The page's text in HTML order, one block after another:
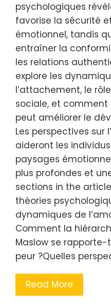
psychologiques
favorise la sécurité
émotionnel, tandis
entraîner la
les relations
explore les
l’attachement, le
sociale, et comment
peut améliorer le
Les perspectives sur
aideront les
paysages
plus profondes et
sections in the
théories
dynamiques de
Comment la
Maslow se
peur ?Quelles
Read More